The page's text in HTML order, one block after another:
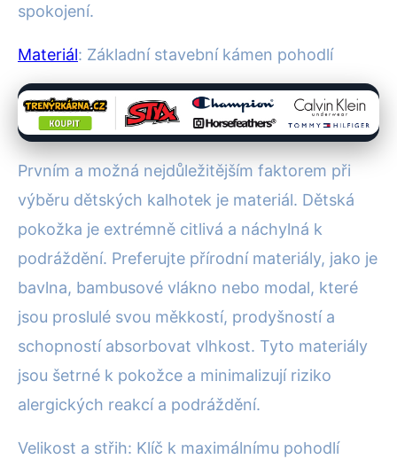
spokojení.
Materiál: Základní stavební kámen pohodlí
Prvním a možná nejdůležitějším faktorem při
výběru dětských kalhotek je materiál. Dětská
pokožka je extrémně citlivá a náchylná k
podráždění. Preferujte přírodní materiály, jako je
bavlna, bambusové vlákno nebo modal, které
jsou proslulé svou měkkostí, prodyšností a
schopností absorbovat vlhkost. Tyto materiály
jsou šetrné k pokožce a minimalizují riziko
alergických reakcí a podráždění.
Velikost a střih: Klíč k maximálnímu pohodlí